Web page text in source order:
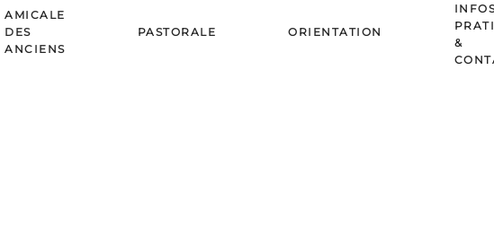
AMICALE
DES
ANCIENS
PASTORALE ORIENTATION
&